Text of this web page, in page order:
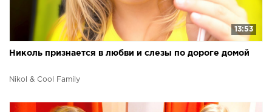
13:53
Николь признается в любви и слезы по дороге домой
Nikol & Cool Family